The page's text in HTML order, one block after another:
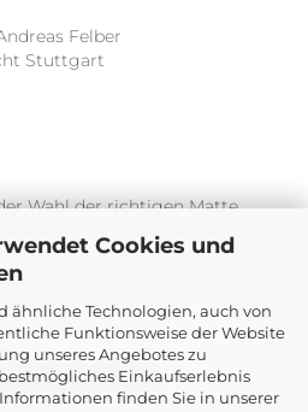
Cookies und
ähnliche Technologien, auch von
Funktionsweise der Website
unseres Angebotes zu
Einkaufserlebnis
finden Sie in unserer
Felber
Stuttgart
Wahl der richtigen Matte
sowie Mustersendungen
Sie können sich sicher sein:
hoher Qualität und mit
fairen Preis.
widerrufen!